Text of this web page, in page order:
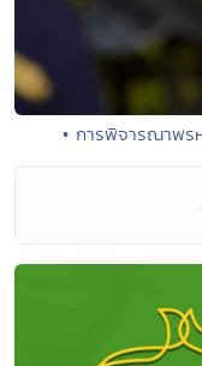
• การพิจารณาพ